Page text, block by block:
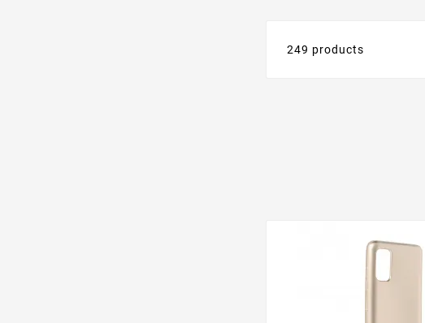
249 products